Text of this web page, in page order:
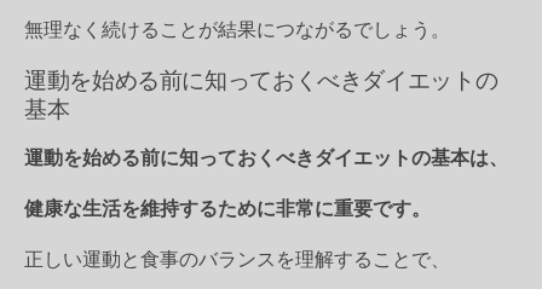
無理なく続けることが結果につながるでしょう。
運動を始める前に知っておくべきダイエットの
基本
運動を始める前に知っておくべきダイエットの基本は、
健康な生活を維持するために非常に重要です。
正しい運動と食事のバランスを理解することで、